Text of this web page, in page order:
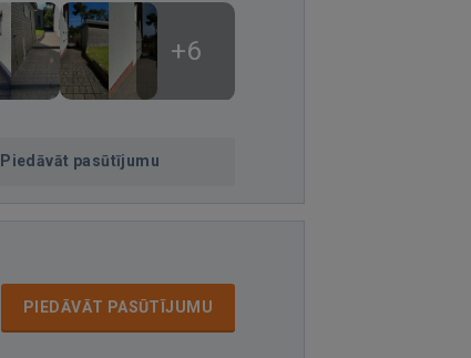
+6
Piedāvāt pasūtījumu
PIEDĀVĀT PASŪTĪJUMU